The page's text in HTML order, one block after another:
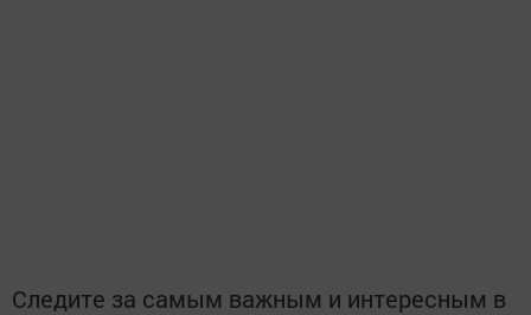
Следите за самым важным и интересным в